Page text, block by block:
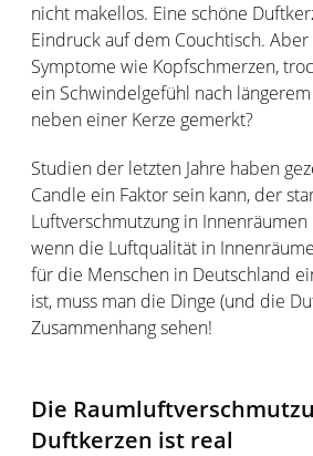
nicht makellos. Eine schöne
Eindruck auf dem Couchtisch.
Symptome wie Kopfschmerzen,
ein Schwindelgefühl nach
neben einer Kerze gemerkt?
Studien der letzten Jahre haben
Candle ein Faktor sein kann, der
Luftverschmutzung in
wenn die Luftqualität in
für die Menschen in Deutschland
ist, muss man die Dinge (und die
Zusammenhang sehen!
Die
Duftkerzen ist real